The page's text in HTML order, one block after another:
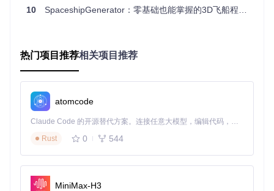
分段数 影响细节丰富度
8-24段
对称性
细节增
强
分
边缘倒
提升科技感 0.05-0.2m
图2：相同基础设置下，调整组件密度参数生成的多样化飞船
设计
10 SpaceshipGenerator：零基础也能掌握的3D飞船程序化生成完全指南
热门项目推荐相关项目推荐
atomcode
Claude Code 的开源替代方案。连接任意大模型，编辑代码，运行命令，自动验证 — 全自动执行。用 Rust 构建，极致性能。 ｜ An open-source alternative to Claude Code. Connect any LLM, edit code, run commands, and verify changes — autonomously. Built in Rust for speed. Get Started
Rust
0 544
MiniMax-H3